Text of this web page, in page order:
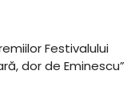
Festivalului
dor de Eminescu”